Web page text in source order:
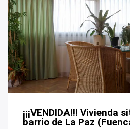
¡¡¡VENDIDA!!! Vivienda
barrio de La Paz